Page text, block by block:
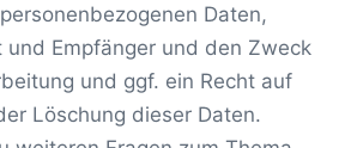
Daten,
und Empfänger und den Zweck
und ggf. ein Recht auf
Löschung dieser Daten.